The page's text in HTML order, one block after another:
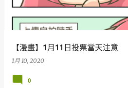
【漫畫】1月11日投票當天注意
1月 10, 2020
0